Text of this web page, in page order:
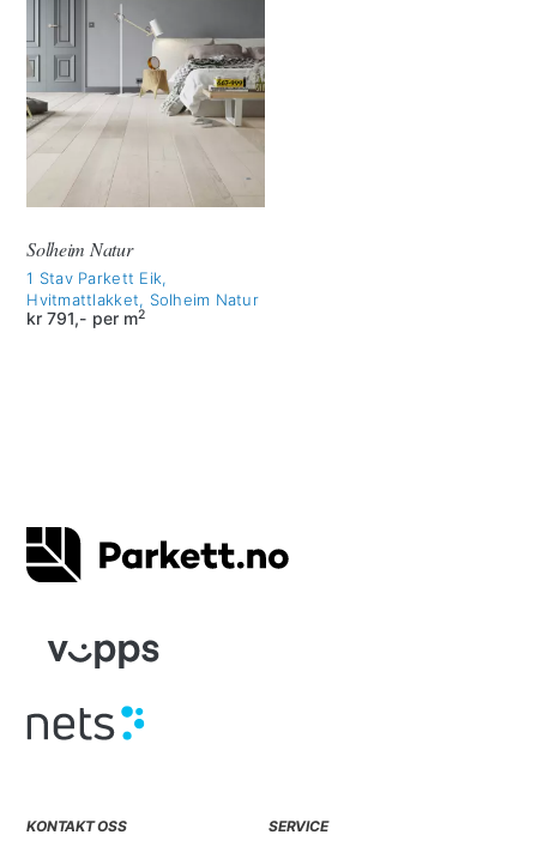
Solheim Natur
1 Stav Parkett Eik,
Hvitmattlakket, Solheim Natur
kr 791,- per m2
KONTAKT OSS SERVICE